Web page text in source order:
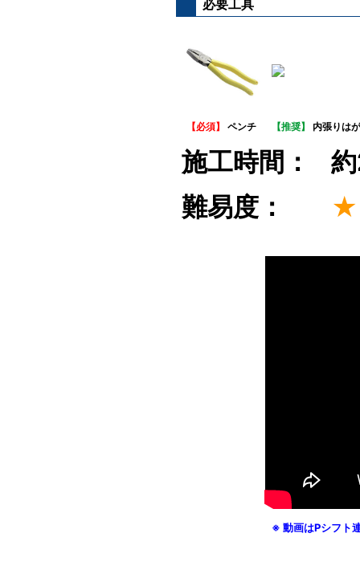
必要工具
【必須】 ペンチ 【推奨】 内張りは
施工時間：
難易度：
※ 動画はPシフト